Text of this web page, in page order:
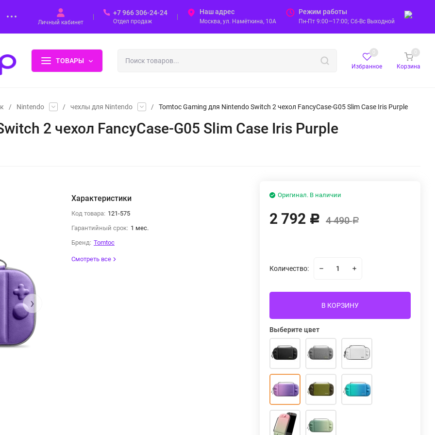
Личный кабинет
+7 966 306-24-24
Отдел продаж
Наш адрес
Москва, ул. Намёткина, 10А
Режим работы
Пн-Пт 9:00—17:00; Сб-Вс Выходной
ТОВАРЫ
Избранное
0
Корзина
0
/ Nintendo / чехлы для Nintendo / Tomtoc Gaming для Nintendo Switch 2 чехол FancyCase-G05 Slim Case Iris Purple
2 чехол FancyCase-G05 Slim Case Iris Purple
›
Характеристики
Код товара: 121-575
Гарантийный срок: 1 мес.
Бренд: Tomtoc
Смотреть все
Оригинал. В наличии
2 792 Р 4 490Р
Количество:
В КОРЗИНУ
Выберите цвет